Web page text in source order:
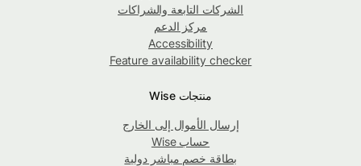
الشركات التابعة والشراكات
مركز الدعم
Accessibility
Feature availability checker
منتجات Wise
إرسال الأموال إلى الخارج
حساب Wise
بطاقة خصم مباشر دولية